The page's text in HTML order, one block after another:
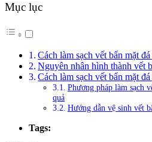
Mục lục
Cách làm sạch vết bẩn mặt
Nguyên nhân hình thành vết
Cách làm sạch vết bẩn mặt
Phương pháp làm sạch
quả
Hướng dẫn vệ sinh vết
Tags: